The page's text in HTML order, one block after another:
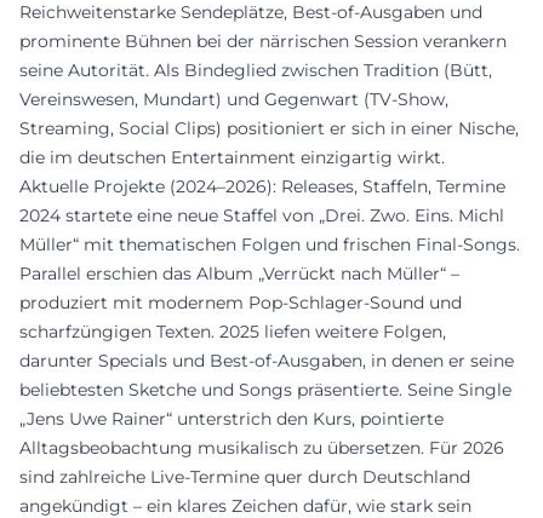
Reichweitenstarke Sendeplätze, Best-of-Ausgaben und
prominente Bühnen bei der närrischen Session verankern
seine Autorität. Als Bindeglied zwischen Tradition (Bütt,
Vereinswesen, Mundart) und Gegenwart (TV-Show,
Streaming, Social Clips) positioniert er sich in einer Nische,
die im deutschen Entertainment einzigartig wirkt.
Aktuelle Projekte (2024–2026): Releases, Staffeln, Termine
2024 startete eine neue Staffel von „Drei. Zwo. Eins. Michl
Müller“ mit thematischen Folgen und frischen Final-Songs.
Parallel erschien das Album „Verrückt nach Müller“ –
produziert mit modernem Pop-Schlager-Sound und
scharfzüngigen Texten. 2025 liefen weitere Folgen,
darunter Specials und Best-of-Ausgaben, in denen er seine
beliebtesten Sketche und Songs präsentierte. Seine Single
„Jens Uwe Rainer“ unterstrich den Kurs, pointierte
Alltagsbeobachtung musikalisch zu übersetzen. Für 2026
sind zahlreiche Live-Termine quer durch Deutschland
angekündigt – ein klares Zeichen dafür, wie stark sein